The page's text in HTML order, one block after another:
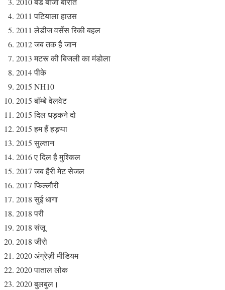
2011 पटियाला हाउस
2011 लेडीज वर्सेस रिकी बहल
2012 जब तक है जान
2013 मटरू की बिजली का मंडोला
2014 पीके
2015 NH10
2015 बॉम्बे वेलवेट
2015 दिल धड़कने दो
2015 हम हैं हड़प्पा
2015 सुल्तान
2016 ए दिल है मुश्किल
2017 जब हैरी मेट सेजल
2017 फिल्लौरी
2018 सुई धागा
2018 परी
2018 संजू
2018 जीरो
2020 अंग्रेज़ी मीडियम
2020 पाताल लोक
2020 बुलबुल।